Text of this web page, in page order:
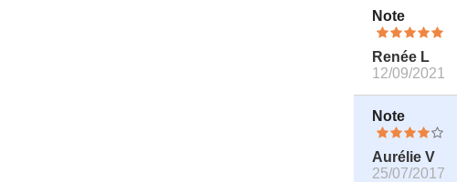
Note
Renée L
12/09/2021
Note
Aurélie V
25/07/2017